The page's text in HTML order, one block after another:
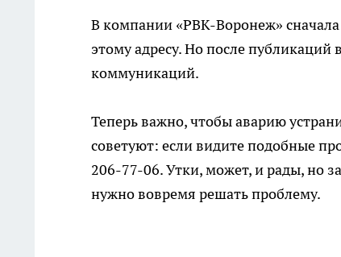
В компании «РВК-Воронеж»
этому адресу. Но после публикаций
коммуникаций.
Теперь важно, чтобы аварию
советуют: если видите подобные
206-77-06. Утки, может, и рады, но
нужно вовремя решать проблему.